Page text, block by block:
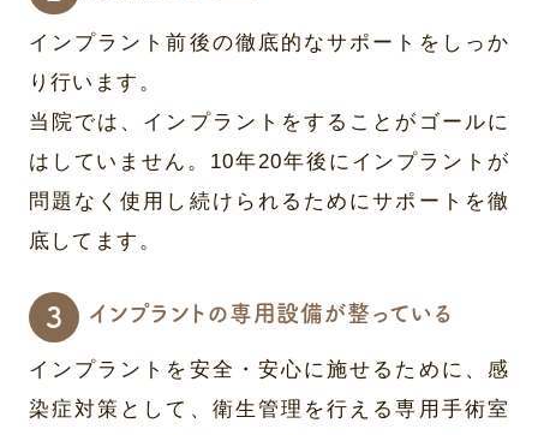
インプラント前後の徹底的なサポートをしっか
り行います。
当院では、インプラントをすることがゴールに
はしていません。10年20年後にインプラントが
問題なく使用し続けられるためにサポートを徹
底してます。
インプラントの専用設備が整っている
インプラントを安全・安心に施せるために、感
染症対策として、衛生管理を行える専用手術室